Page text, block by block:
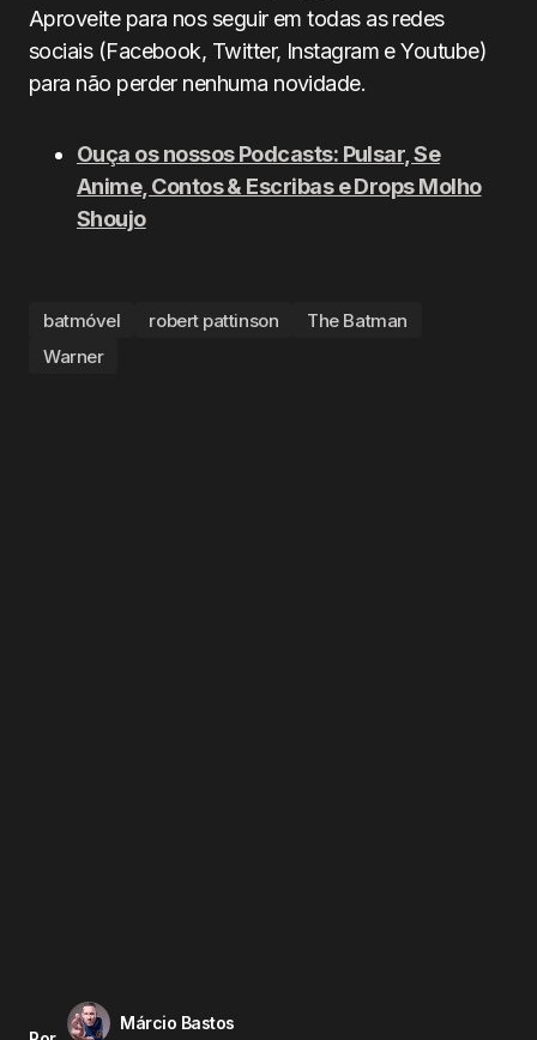
Aproveite para nos seguir em todas as redes
sociais (Facebook, Twitter, Instagram e Youtube)
para não perder nenhuma novidade.
Ouça os nossos Podcasts: Pulsar, Se
Anime, Contos & Escribas e Drops Molho
Shoujo
batmóvel robert pattinson
The Batman
Warner
Márcio Bastos